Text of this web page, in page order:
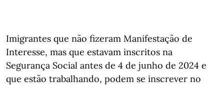
Imigrantes que não fizeram Manifestação de
Interesse, mas que estavam inscritos na
Segurança Social antes de 4 de junho de 2024 e
que estão trabalhando, podem se inscrever no